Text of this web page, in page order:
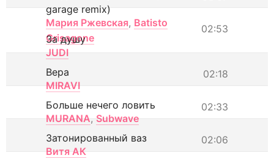
garage remix)
Мария Ржевская, Batisto
Grisagone
02:53
За душу
JUDI
02:18
Вера
MIRAVI
02:33
Больше нечего ловить
MURANA, Subwave
02:06
Затонированный ваз
Витя АК